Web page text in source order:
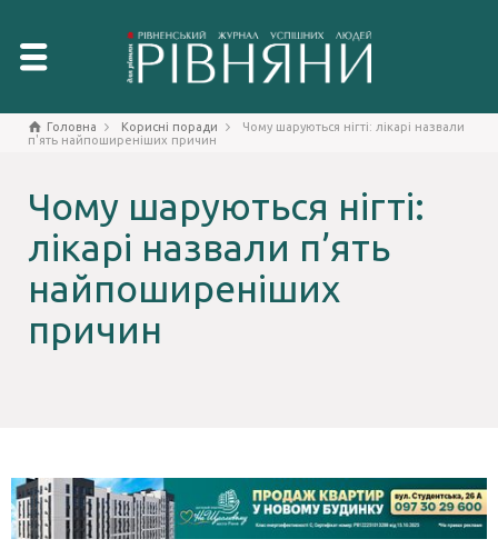
Головна Корисні поради
Чому шаруються нігті: лікарі назвали
п'ять найпоширеніших причин
Чому шаруються нігті:
лікарі назвали п’ять
найпоширеніших
причин